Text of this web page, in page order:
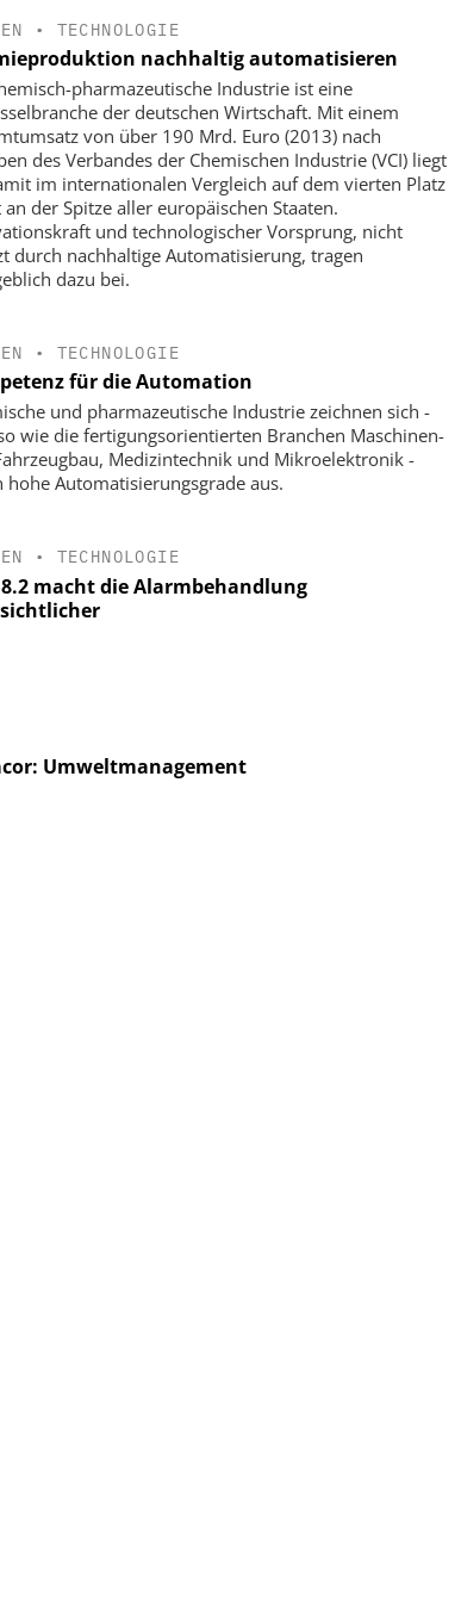
• TECHNOLOGIE
nachhaltig automatisieren
pharmazeutische Industrie ist eine
der deutschen Wirtschaft. Mit einem
von über 190 Mrd. Euro (2013) nach
des Verbandes der Chemischen Industrie (VCI) liegt
im internationalen Vergleich auf dem vierten Platz
der Spitze aller europäischen Staaten.
und technologischer Vorsprung, nicht
durch nachhaltige Automatisierung, tragen
dazu bei.
• TECHNOLOGIE
für die Automation
und pharmazeutische Industrie zeichnen sich -
wie die fertigungsorientierten Branchen Maschinen-
Medizintechnik und Mikroelektronik -
hohe Automatisierungsgrade aus.
• TECHNOLOGIE
macht die Alarmbehandlung
Umweltmanagement
bis zur
Qualitätsgesicherter Standard für die
Chemielogistik von heute und
morgen